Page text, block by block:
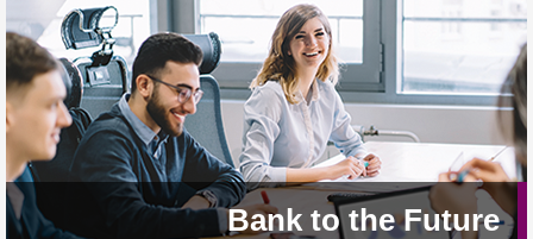
Bank to the Future